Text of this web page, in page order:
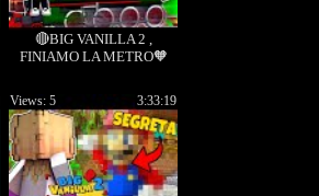
🔴BIG VANILLA 2 ,
FINIAMO LA METRO🧡
3:33:19
Views: 5